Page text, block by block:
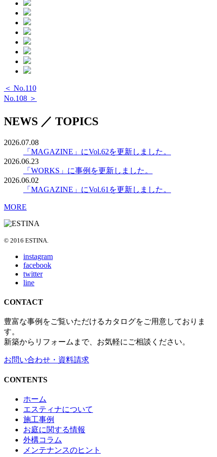
＜ No.110
No.108 ＞
NEWS ／ TOPICS
2026.07.08
「MAGAZINE」にVol.62を更新しました。
2026.06.23
「WORKS」に事例を更新しました。
2026.06.02
「MAGAZINE」にVol.61を更新しました。
MORE
© 2016 ESTINA.
instagram
facebook
twitter
line
CONTACT
豊富な事例をご覧いただけるカタログをご用意しておりま
す。
新築からリフォームまで、お気軽にご相談ください。
お問い合わせ・資料請求
CONTENTS
ホーム
エスティナについて
施工事例
お庭に関する情報
外構コラム
メンテナンスのヒント